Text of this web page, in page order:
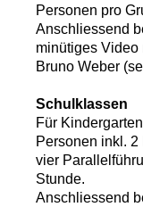
Personen pro
Anschliessend
minütiges Video
Bruno Weber
Schulklassen
Für
Personen inkl.
vier
Stunde.
Anschliessend